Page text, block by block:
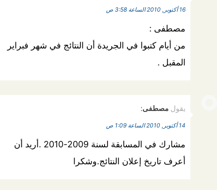
16 أكتوبر, 2010 الساعة 3:58 ص
مصطفى :
من أيام كتبوا في الجريدة أن النتائج في شهر فبراير
المقبل .
يقول مصطفى:
14 أكتوبر, 2010 الساعة 1:09 ص
مشارك في المسابقة لسنة 2009-2010 .أريد أن
أعرف تاريخ إعلان النتائج.وشكرا